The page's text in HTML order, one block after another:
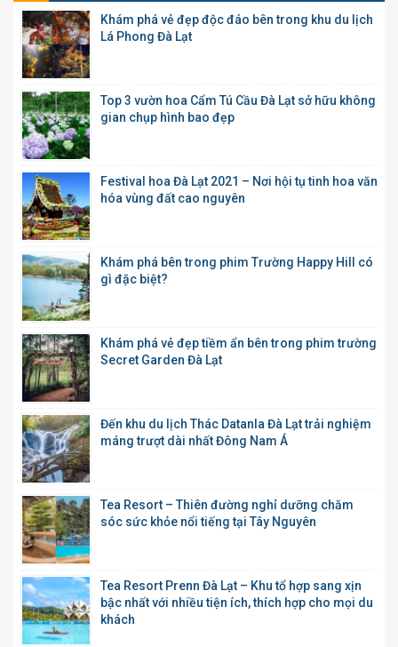
Khám phá vẻ đẹp độc đáo bên trong khu du lịch
Lá Phong Đà Lạt
Top 3 vườn hoa Cẩm Tú Cầu Đà Lạt sở hữu không
gian chụp hình bao đẹp
Festival hoa Đà Lạt 2021 – Nơi hội tụ tinh hoa văn
hóa vùng đất cao nguyên
Khám phá bên trong phim Trường Happy Hill có
gì đặc biệt?
Khám phá vẻ đẹp tiềm ẩn bên trong phim trường
Secret Garden Đà Lạt
Đến khu du lịch Thác Datanla Đà Lạt trải nghiệm
máng trượt dài nhất Đông Nam Á
Tea Resort – Thiên đường nghỉ dưỡng chăm
sóc sức khỏe nổi tiếng tại Tây Nguyên
Tea Resort Prenn Đà Lạt – Khu tổ hợp sang xịn
bậc nhất với nhiều tiện ích, thích hợp cho mọi du
khách